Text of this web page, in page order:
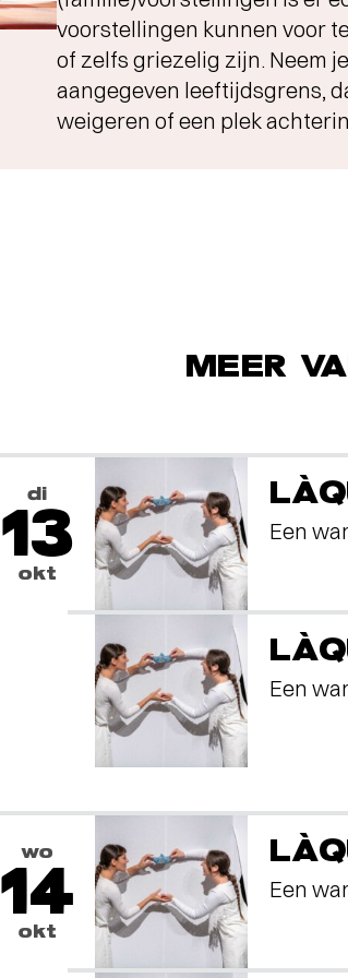
voorstellingen kunnen voor
of zelfs griezelig zijn. Neem
aangegeven leeftijdsgrens,
weigeren of een plek
MEER
di
13
okt
Een
Een
wo
14
okt
Een